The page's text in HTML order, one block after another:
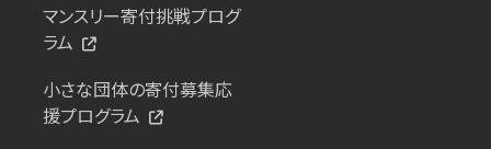
マンスリー寄付挑戦プログ
ラム
小さな団体の寄付募集応
援プログラム